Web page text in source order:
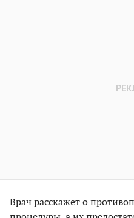
Врач расскажет о